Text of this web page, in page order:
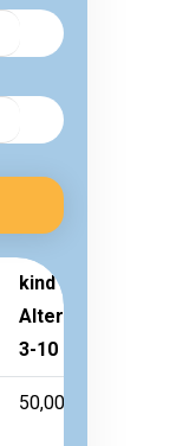
kind
Alter
3-10
50,00 €